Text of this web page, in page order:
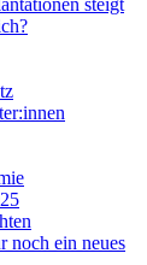
steigt
noch ein neues